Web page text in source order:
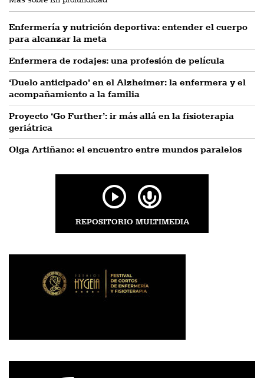
Enfermería y nutrición deportiva: entender el cuerpo
para alcanzar la meta
Enfermera de rodajes: una profesión de película
‘Duelo anticipado’ en el Alzheimer: la enfermera y el
acompañamiento a la familia
Proyecto ‘Go Further’: ir más allá en la fisioterapia
geriátrica
Olga Artiñano: el encuentro entre mundos paralelos
REPOSITORIO MULTIMEDIA